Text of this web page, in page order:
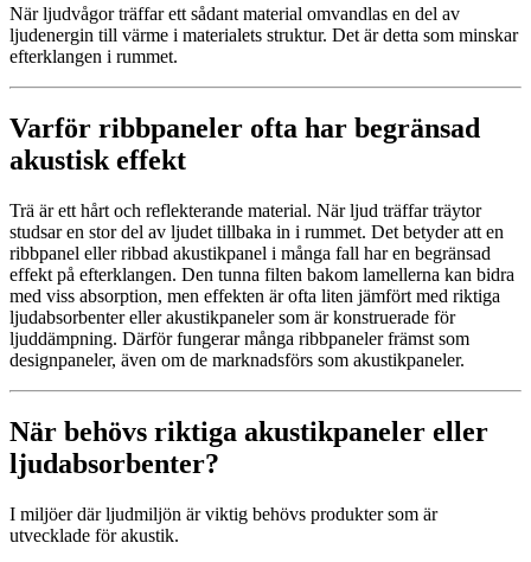
När ljudvågor träffar ett sådant material omvandlas en del av
ljudenergin till värme i materialets struktur. Det är detta som minskar
efterklangen i rummet.
Varför ribbpaneler ofta har begränsad
akustisk effekt
Trä är ett hårt och reflekterande material. När ljud träffar träytor
studsar en stor del av ljudet tillbaka in i rummet. Det betyder att en
ribbpanel eller ribbad akustikpanel i många fall har en begränsad
effekt på efterklangen. Den tunna filten bakom lamellerna kan bidra
med viss absorption, men effekten är ofta liten jämfört med riktiga
ljudabsorbenter eller akustikpaneler som är konstruerade för
ljuddämpning. Därför fungerar många ribbpaneler främst som
designpaneler, även om de marknadsförs som akustikpaneler.
När behövs riktiga akustikpaneler eller
ljudabsorbenter?
I miljöer där ljudmiljön är viktig behövs produkter som är
utvecklade för akustik.